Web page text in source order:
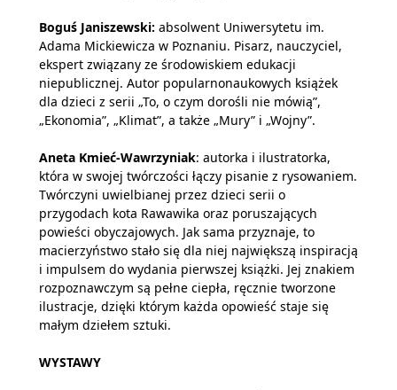
Boguś Janiszewski: absolwent Uniwersytetu im.
Adama Mickiewicza w Poznaniu. Pisarz, nauczyciel,
ekspert związany ze środowiskiem edukacji
niepublicznej. Autor popularnonaukowych książek
dla dzieci z serii „To, o czym dorośli nie mówią”,
„Ekonomia”, „Klimat”, a także „Mury” i „Wojny”.
Aneta Kmieć-Wawrzyniak: autorka i ilustratorka,
która w swojej twórczości łączy pisanie z rysowaniem.
Twórczyni uwielbianej przez dzieci serii o
przygodach kota Rawawika oraz poruszających
powieści obyczajowych. Jak sama przyznaje, to
macierzyństwo stało się dla niej największą inspiracją
i impulsem do wydania pierwszej książki. Jej znakiem
rozpoznawczym są pełne ciepła, ręcznie tworzone
ilustracje, dzięki którym każda opowieść staje się
małym dziełem sztuki.
WYSTAWY